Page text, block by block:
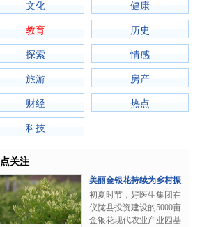
文化 健康
教育 历史
探索 情感
旅游 房产
财经 热点
科技
关注
美丽金银花持续为乡村振
兴注入勃勃生机
初夏时节，好医生集团在
仪陇县投资建设的5000亩
金银花现代农业产业园基